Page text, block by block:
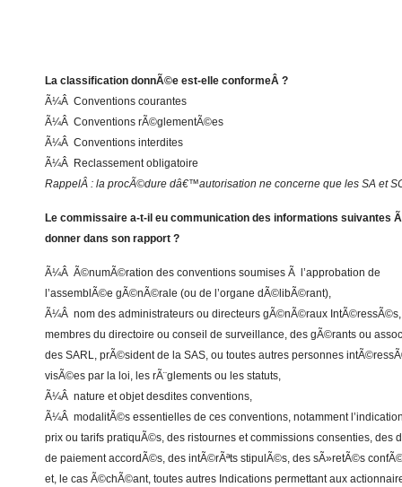
La classification donnÃ©e est-elle conformeÂ ?
Ã¼Â Conventions courantes
Ã¼Â Conventions rÃ©glementÃ©es
Ã¼Â Conventions interdites
Ã¼Â Reclassement obligatoire
RappelÂ : la procÃ©dure dâ€™autorisation ne concerne que les SA et
Le commissaire a-t-il eu communication des informations suivantes
donner dans son rapport ?
Ã¼Â Ã©numÃ©ration des conventions soumises Ã l’approbation de
l’assemblÃ©e gÃ©nÃ©rale (ou de l’organe dÃ©libÃ©rant),
Ã¼Â nom des administrateurs ou directeurs gÃ©nÃ©raux
membres du directoire ou conseil de surveillance, des gÃ©rants ou
des SARL, prÃ©sident de la SAS, ou toutes autres personnes
visÃ©es par la loi, les rÃ¨glements ou les statuts,
Ã¼Â nature et objet desdites conventions,
Ã¼Â modalitÃ©s essentielles de ces conventions, notamment
prix ou tarifs pratiquÃ©s, des ristournes et commissions consenties, des
de paiement accordÃ©s, des intÃ©rÃªts stipulÃ©s, des sÃ»retÃ©s
et, le cas Ã©chÃ©ant, toutes autres Indications permettant aux